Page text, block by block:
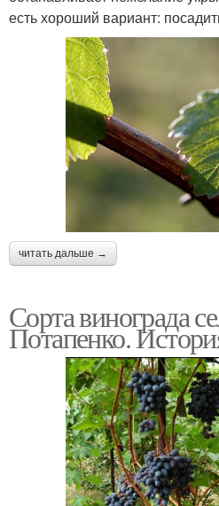
есть хороший вариант:
читать дальше →
Сорта винограда
Потапенко.